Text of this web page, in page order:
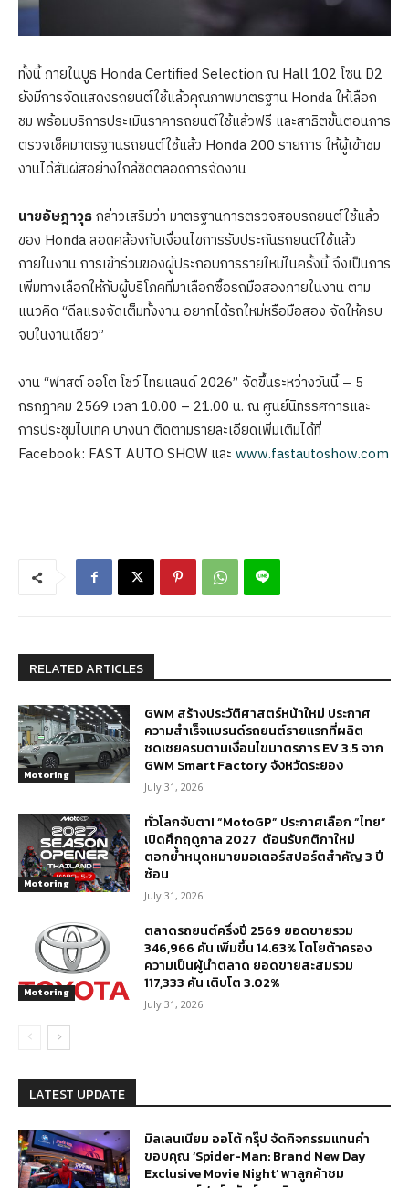
ทั้งนี้ ภายในบูธ Honda Certified Selection ณ Hall 102 โซน D2
ยังมีการจัดแสดงรถยนต์ใช้แล้วคุณภาพมาตรฐาน Honda ให้เลือก
ชม พร้อมบริการประเมินราคารถยนต์ใช้แล้วฟรี และสาธิตขั้นตอนการ
ตรวจเช็คมาตรฐานรถยนต์ใช้แล้ว Honda 200 รายการ ให้ผู้เข้าชม
งานได้สัมผัสอย่างใกล้ชิดตลอดการจัดงาน
นายอัษฎาวุธกล่าวเสริมว่า มาตรฐานการตรวจสอบรถยนต์ใช้แล้ว
ของ Honda สอดคล้องกับเงื่อนไขการรับประกันรถยนต์ใช้แล้ว
ภายในงาน การเข้าร่วมของผู้ประกอบการรายใหม่ในครั้งนี้ จึงเป็นการ
เพิ่มทางเลือกให้กับผู้บริโภคที่มาเลือกซื้อรถมือสองภายในงาน ตาม
แนวคิด “ดีลแรงจัดเต็มทั้งงาน อยากได้รถใหม่หรือมือสอง จัดให้ครบ
จบในงานเดียว”
งาน “ฟาสต์ ออโต โชว์ ไทยแลนด์ 2026” จัดขึ้นระหว่างวันนี้ – 5
กรกฎาคม 2569 เวลา 10.00 – 21.00 น. ณ ศูนย์นิทรรศการและ
การประชุมไบเทค บางนา ติดตามรายละเอียดเพิ่มเติมได้ที่
Facebook: FAST AUTO SHOW และ www.fastautoshow.com
RELATED ARTICLES
Motoring
GWM สร้างประวัติศาสตร์หน้าใหม่ ประกาศ
ความสำเร็จแบรนด์รถยนต์รายแรกที่ผลิต
ชดเชยครบตามเงื่อนไขมาตรการ EV 3.5 จาก
GWM Smart Factory จังหวัดระยอง
July 31, 2026
Motoring
ทั่วโลกจับตา! “MotoGP” ประกาศเลือก “ไทย”
เปิดศึกฤดูกาล 2027 ต้อนรับกติกาใหม่
ตอกย้ำหมุดหมายมอเตอร์สปอร์ตสำคัญ 3 ปี
ซ้อน
July 31, 2026
Motoring
ตลาดรถยนต์ครึ่งปี 2569 ยอดขายรวม
346,966 คัน เพิ่มขึ้น 14.63% โตโยต้าครอง
ความเป็นผู้นำตลาด ยอดขายสะสมรวม
117,333 คัน เติบโต 3.02%
July 31, 2026
LATEST UPDATE
มิลเลนเนียม ออโต้ กรุ๊ป จัดกิจกรรมแทนคำ
ขอบคุณ ‘Spider-Man: Brand New Day
Exclusive Movie Night’ พาลูกค้าชม